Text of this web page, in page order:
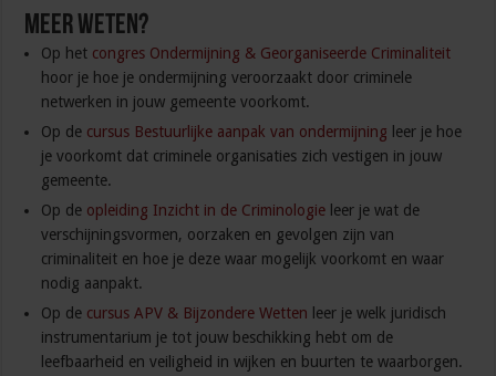
Meer weten?
Op het congres Ondermijning & Georganiseerde Criminaliteit
hoor je hoe je ondermijning veroorzaakt door criminele
netwerken in jouw gemeente voorkomt.
Op de cursus Bestuurlijke aanpak van ondermijning leer je hoe
je voorkomt dat criminele organisaties zich vestigen in jouw
gemeente.
Op de opleiding Inzicht in de Criminologie leer je wat de
verschijningsvormen, oorzaken en gevolgen zijn van
criminaliteit en hoe je deze waar mogelijk voorkomt en waar
nodig aanpakt.
Op de cursus APV & Bijzondere Wetten leer je welk juridisch
instrumentarium je tot jouw beschikking hebt om de
leefbaarheid en veiligheid in wijken en buurten te waarborgen.